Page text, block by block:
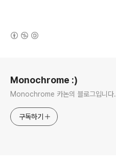
Monochrome :)
Monochrome 카논의 블로그입니다.
구독하기